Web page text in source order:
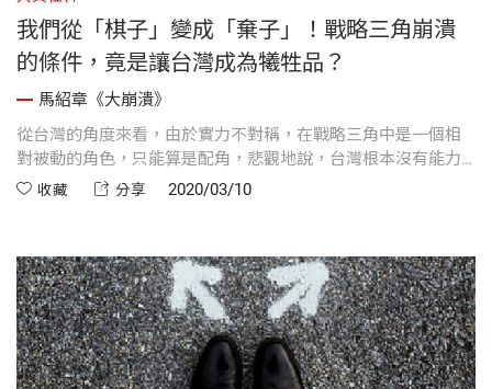
我們從「棋子」變成「棄子」！戰略三角崩潰
的條件，竟是讓台灣成為犧牲品？
馬紹章《大崩潰》
從台灣的角度來看，由於實力不對稱，在戰略三角中是一個相
對被動的角色，只能算是配角，悲觀地說，台灣根本沒有能力
扭轉戰略三角最終的崩潰。
收藏 分享 2020/03/10